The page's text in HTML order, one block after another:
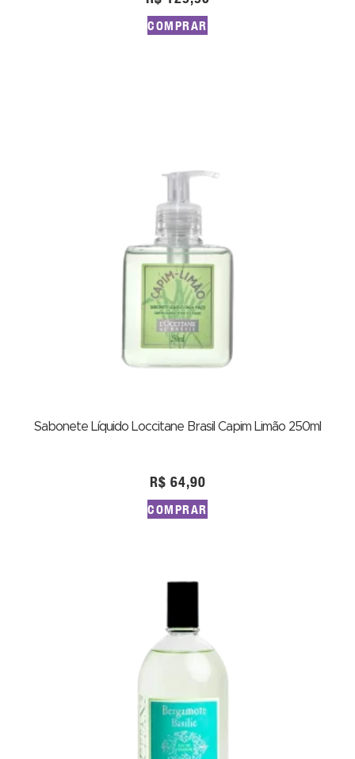
COMPRAR
Sabonete Líquido Loccitane Brasil Capim Limão 250ml
R$ 64,90
COMPRAR